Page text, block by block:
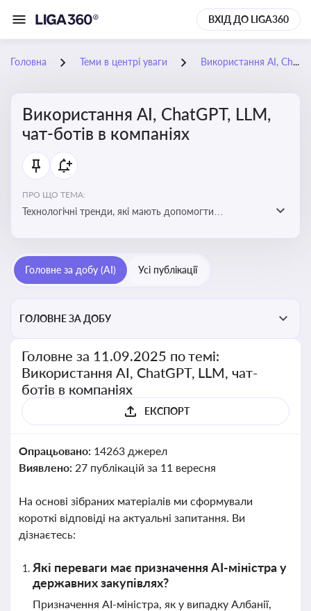
ВХІД ДО LIGA360
Головна Теми в центрі уваги Використання AI, ChatGPT, LLM, чат-ботів в компаніях
Використання AI, ChatGPT, LLM,
чат-ботів в компаніях
ПРО ЩО ТЕМА:
Технологічні тренди, які мають допомогти
ефективність і знизити витрати компаній
Головне за добу (AI) Усі публікації
ГОЛОВНЕ ЗА ДОБУ
Головне за 11.09.2025 по темі:
Використання AI, ChatGPT, LLM, чат-
ботів в компаніях
ЕКСПОРТ
Опрацьовано: 14263 джерел
Виявлено: 27 публікацій за 11 вересня
На основі зібраних матеріалів ми сформували
короткі відповіді на актуальні запитання. Ви
дізнаєтесь:
Які переваги має призначення AI-міністра у
державних закупівлях?
Призначення AI-міністра, як у випадку Албанії,